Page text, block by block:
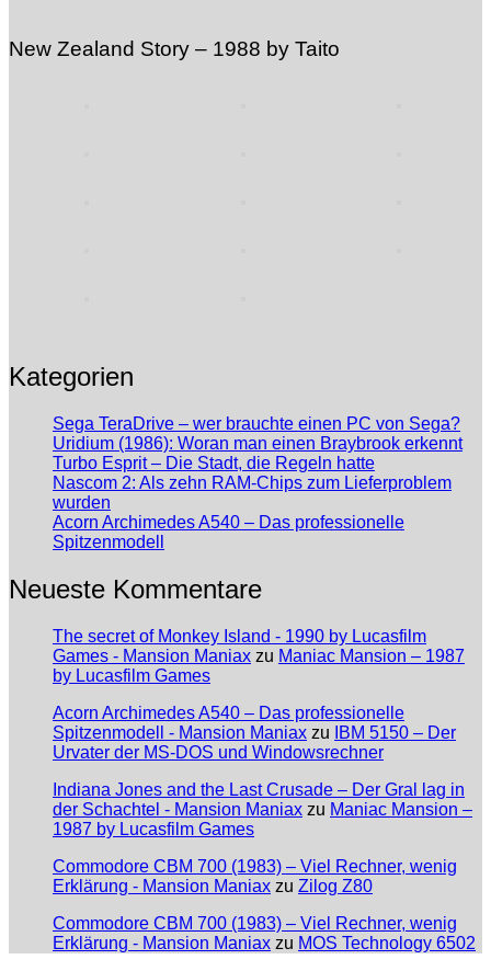
New Zealand Story – 1988 by Taito
Kategorien
Sega TeraDrive – wer brauchte einen PC von Sega?
Uridium (1986): Woran man einen Braybrook erkennt
Turbo Esprit – Die Stadt, die Regeln hatte
Nascom 2: Als zehn RAM-Chips zum Lieferproblem
wurden
Acorn Archimedes A540 – Das professionelle
Spitzenmodell
Neueste Kommentare
The secret of Monkey Island - 1990 by Lucasfilm
Games - Mansion Maniax zu Maniac Mansion – 1987
by Lucasfilm Games
Acorn Archimedes A540 – Das professionelle
Spitzenmodell - Mansion Maniax zu
IBM 5150 – Der
Urvater der MS-DOS und Windowsrechner
Indiana Jones and the Last Crusade – Der Gral lag in
der Schachtel - Mansion Maniax zu Maniac Mansion –
1987 by Lucasfilm Games
Commodore CBM 700 (1983) – Viel Rechner, wenig
Erklärung - Mansion Maniax zu Zilog Z80
Commodore CBM 700 (1983) – Viel Rechner, wenig
Erklärung - Mansion Maniax zu MOS Technology 6502